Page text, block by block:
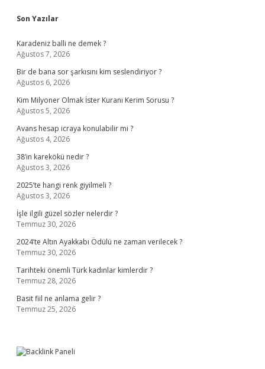
Sidebar
Son Yazılar
Karadeniz balli ne demek ?
Ağustos 7, 2026
Bir de bana sor şarkısını kim seslendiriyor ?
Ağustos 6, 2026
Kim Milyoner Olmak İster Kuranı Kerim Sorusu ?
Ağustos 5, 2026
Avans hesap icraya konulabilir mi ?
Ağustos 4, 2026
38’in karekökü nedir ?
Ağustos 3, 2026
2025’te hangi renk giyilmeli ?
Ağustos 3, 2026
İşle ilgili güzel sözler nelerdir ?
Temmuz 30, 2026
2024’te Altın Ayakkabı Ödülü ne zaman verilecek ?
Temmuz 30, 2026
Tarihteki önemli Türk kadınlar kimlerdir ?
Temmuz 28, 2026
Basit fiil ne anlama gelir ?
Temmuz 25, 2026